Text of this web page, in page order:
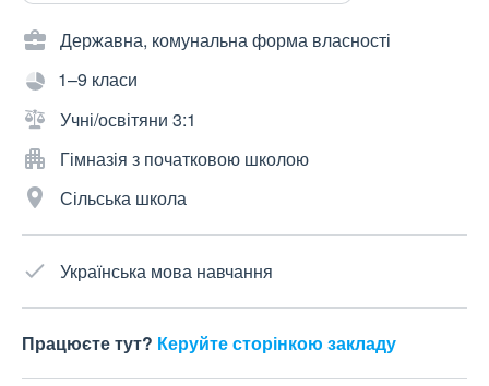
Державна, комунальна форма власності
1–9 класи
Учні/освітяни 3:1
Гімназія з початковою школою
Сільська школа
Українська мова навчання
Працюєте тут? Керуйте сторінкою закладу